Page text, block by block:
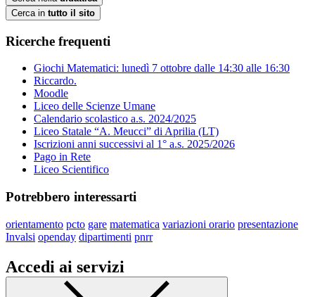
Cerca in tutto il sito
Ricerche frequenti
Giochi Matematici: lunedì 7 ottobre dalle 14:30 alle 16:30
Riccardo.
Moodle
Liceo delle Scienze Umane
Calendario scolastico a.s. 2024/2025
Liceo Statale “A. Meucci” di Aprilia (LT)
Iscrizioni anni successivi al 1° a.s. 2025/2026
Pago in Rete
Liceo Scientifico
Potrebbero interessarti
orientamento pcto gare matematica variazioni orario presentazione
Invalsi openday dipartimenti pnrr
Accedi ai servizi